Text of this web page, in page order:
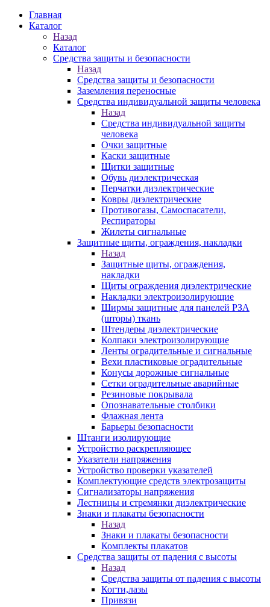
Главная
Каталог
Назад
Каталог
Средства защиты и безопасности
Назад
Средства защиты и безопасности
Заземления переносные
Средства индивидуальной защиты человека
Назад
Средства индивидуальной защиты
человека
Очки защитные
Каски защитные
Щитки защитные
Обувь диэлектрическая
Перчатки диэлектрические
Ковры диэлектрические
Противогазы, Самоспасатели,
Респираторы
Жилеты сигнальные
Защитные щиты, ограждения, накладки
Назад
Защитные щиты, ограждения,
накладки
Щиты ограждения диэлектрические
Накладки электроизолирующие
Ширмы защитные для панелей РЗА
(шторы) ткань
Штендеры диэлектрические
Колпаки электроизолирующие
Ленты оградительные и сигнальные
Вехи пластиковые оградительные
Конусы дорожные сигнальные
Сетки оградительные аварийные
Резиновые покрывала
Опознавательные столбики
Флажная лента
Барьеры безопасности
Штанги изолирующие
Устройство раскрепляющее
Указатели напряжения
Устройство проверки указателей
Комплектующие средств электрозащиты
Сигнализаторы напряжения
Лестницы и стремянки диэлектрические
Знаки и плакаты безопасности
Назад
Знаки и плакаты безопасности
Комплекты плакатов
Средства защиты от падения с высоты
Назад
Средства защиты от падения с высоты
Когти,лазы
Привязи